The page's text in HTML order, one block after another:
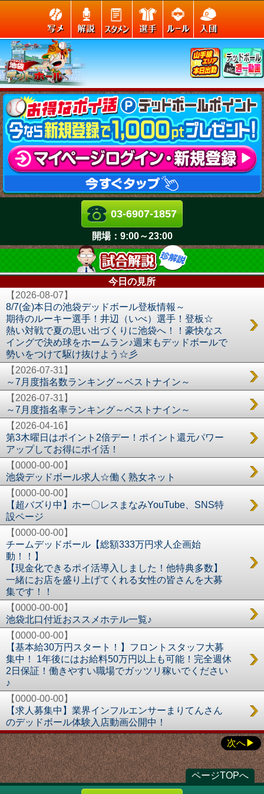
03-6907-1857
開場： 9:00～23:00
今日の見所
【2026-08-07】
8/7(金)本日の池袋デッドボール登板情報～
期待のルーキー選手！井辺（いべ）選手！登板☆
熱い対戦で夏の思い出づくりに池袋へ！！豪快なス
イングで決め球をホームラン♪週末もデッドボールで
勢いをつけて駆け抜けよう☆彡
【2026-07-31】
～7月度指名数ランキング～ベストナイン～
【2026-07-31】
～7月度指名率ランキング～ベストナイン～
【2026-04-16】
第3木曜日はポイント2倍デー！ポイント還元パワー
アップしてお得にポイ活！
【0000-00-00】
池袋デッドボール求人☆働く熟女ネット
【0000-00-00】
【超バズり中】ホー〇レスまなみYouTube、SNS特
設ページ
【0000-00-00】
チームデッドボール【総額333万円求人企画始
動！！】
【現金化できるポイ活導入しました！他特典多数】
一緒にお店を盛り上げてくれる女性の皆さんを大募
集です！！
【0000-00-00】
池袋北口付近おススメホテル一覧♪
【0000-00-00】
【基本給30万円スタート！】フロントスタッフ大募
集中！ 1年後にはお給料50万円以上も可能！完全週休
2日保証！働きやすい職場でガッツリ稼いでください
♪
【0000-00-00】
【求人募集中】業界インフルエンサーまりてんさん
のデッドボール体験入店動画公開中！
次へ
ページTOPへ